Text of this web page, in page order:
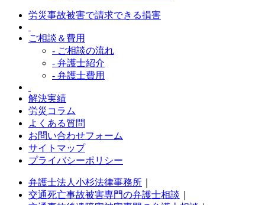
労災事故被害で請求できる損害
ご相談＆費用
- ご相談の流れ
- 弁護士紹介
- 弁護士費用
解決実績
労災コラム
よくある質問
お問い合わせフォーム
サイトマップ
プライバシーポリシー
弁護士法人小杉法律事務所
交通死亡事故被害専門の弁護士相談